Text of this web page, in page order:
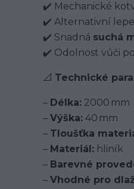
✔️ Mechanické
✔️ Alternativní
✔️ Snadná suchá
✔️ Odolnost vůči
📐 Technické
– Délka: 2000 mm
– Výška: 40 mm
– Tloušťka
– Materiál: hliník
– Barevné
– Vhodné pro